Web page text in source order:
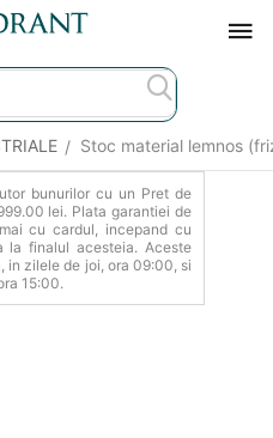
/ Stoc material lemnos
bunurilor cu un Pret de
lei. Plata garantiei de
cu cardul, incepand cu
la finalul acesteia. Aceste
in zilele de joi, ora 09:00, si
15:00.